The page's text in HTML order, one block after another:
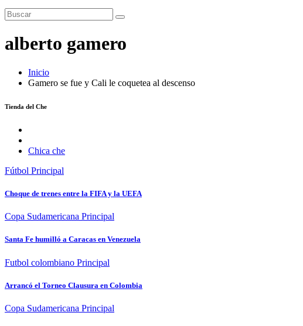
alberto gamero
Inicio
Gamero se fue y Cali le coquetea al descenso
Tienda del Che
Chica che
Fútbol Principal
Choque de trenes entre la FIFA y la UEFA
Copa Sudamericana Principal
Santa Fe humilló a Caracas en Venezuela
Futbol colombiano Principal
Arrancó el Torneo Clausura en Colombia
Copa Sudamericana Principal